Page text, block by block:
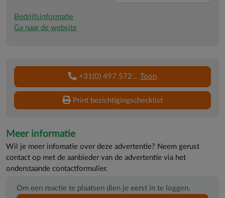
Bedrijfsinformatie
Ga naar de website
+31(0) 497 572... Toon
Print bezichtigingschecklist
Meer informatie
Wil je meer infomatie over deze advertentie? Neem gerust
contact op met de aanbieder van de advertentie via het
onderstaande contactformulier.
Om een reactie te plaatsen dien je eerst in te loggen.